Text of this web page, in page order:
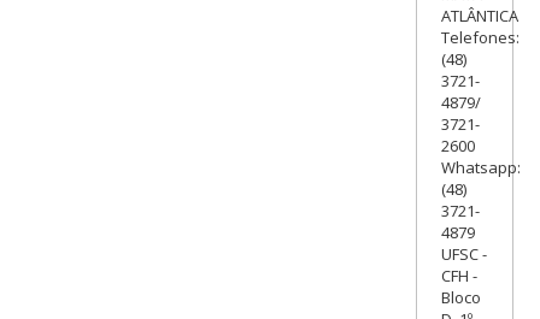
ATLÂNTICA
Telefones:
(48)
3721-
4879/
3721-
2600
Whatsapp:
(48)
3721-
4879
UFSC -
CFH -
Bloco